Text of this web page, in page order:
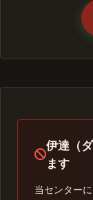
伊達（
ます
当センター